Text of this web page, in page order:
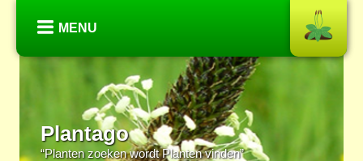
MENU
Plantago
“Planten zoeken wordt Planten vinden”